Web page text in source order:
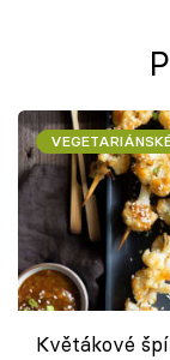
Květákové